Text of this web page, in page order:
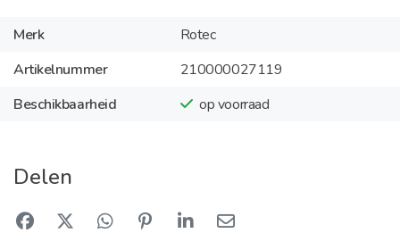
Merk
Rotec
Artikelnummer
210000027119
Beschikbaarheid
op voorraad
Delen